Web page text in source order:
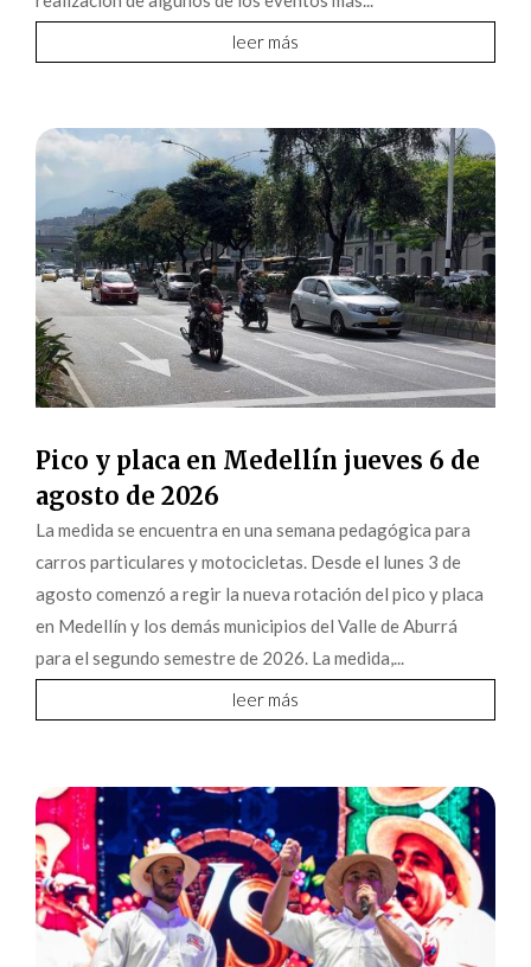
leer más
Pico y placa en Medellín jueves 6 de
agosto de 2026
La medida se encuentra en una semana pedagógica para
carros particulares y motocicletas. Desde el lunes 3 de
agosto comenzó a regir la nueva rotación del pico y placa
en Medellín y los demás municipios del Valle de Aburrá
para el segundo semestre de 2026. La medida,...
leer más